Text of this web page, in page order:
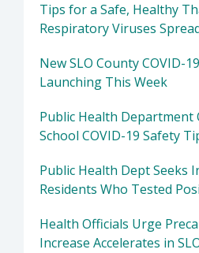
Tips for a Safe, Healthy
Respiratory Viruses
New SLO County COVID-
Launching This Week
Public Health Department
School COVID-19 Safety
Public Health Dept Seeks
Residents Who Tested
Health Officials Urge
Increase Accelerates in